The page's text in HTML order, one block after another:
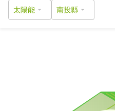
太陽能